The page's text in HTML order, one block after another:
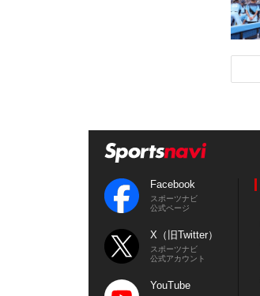
Facebook
スポーツナビ
公式ページ
X（旧Twitter）
スポーツナビ
公式アカウント
YouTube